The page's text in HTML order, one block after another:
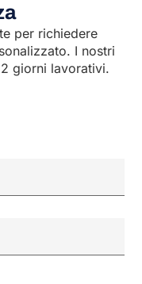
per richiedere
I nostri
giorni lavorativi.